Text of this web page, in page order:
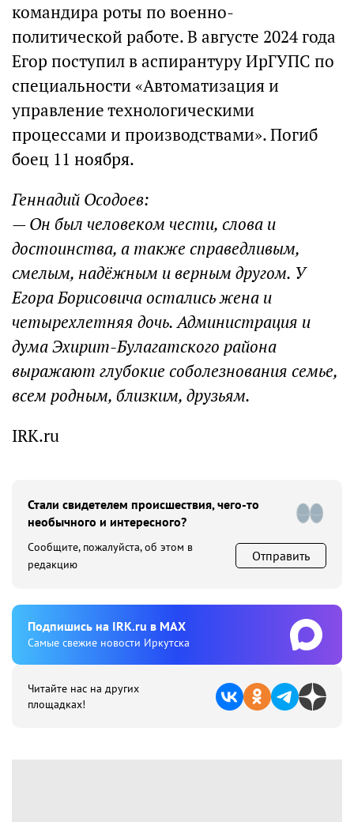
командира роты по военно-
политической работе. В августе 2024 года
Егор поступил в аспирантуру ИрГУПС по
специальности «Автоматизация и
управление технологическими
процессами и производствами». Погиб
боец 11 ноября.
Геннадий Осодоев:
— Он был человеком чести, слова и
достоинства, а также справедливым,
смелым, надёжным и верным другом. У
Егора Борисовича остались жена и
четырехлетняя дочь. Администрация и
дума Эхирит-Булагатского района
выражают глубокие соболезнования семье,
всем родным, близким, друзьям.
IRK.ru
Стали свидетелем происшествия, чего-то
необычного и интересного?
Сообщите, пожалуйста, об этом в
редакцию
Отправить
Подпишиcь на IRK.ru в MAX
Cамые свежие новости Иркутска
Читайте нас на других
площадках!